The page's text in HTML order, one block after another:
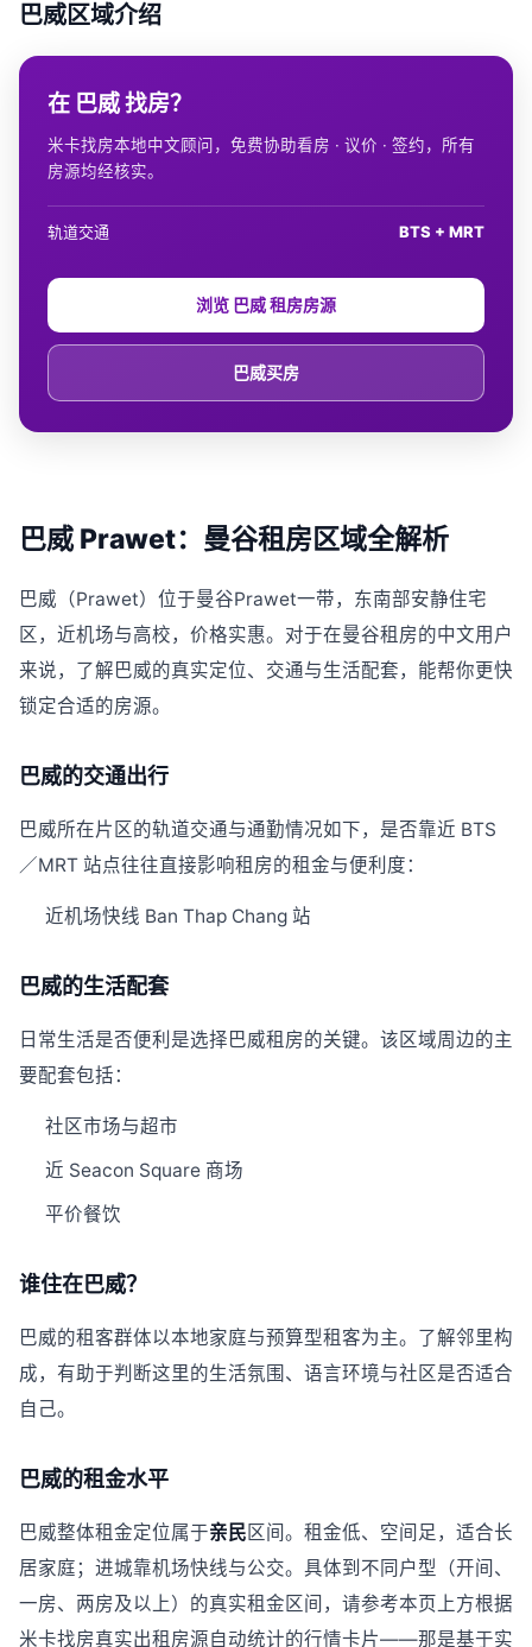
巴威区域介绍
巴威 Prawet：曼谷租房区域全解析
巴威（Prawet）位于曼谷Prawet一带，东南部安静住宅
区，近机场与高校，价格实惠。对于在曼谷租房的中文用户
来说，了解巴威的真实定位、交通与生活配套，能帮你更快
锁定合适的房源。
巴威的交通出行
巴威所在片区的轨道交通与通勤情况如下，是否靠近 BTS
／MRT 站点往往直接影响租房的租金与便利度：
近机场快线 Ban Thap Chang 站
巴威的生活配套
日常生活是否便利是选择巴威租房的关键。该区域周边的主
要配套包括：
社区市场与超市
近 Seacon Square 商场
平价餐饮
谁住在巴威？
巴威的租客群体以本地家庭与预算型租客为主。了解邻里构
成，有助于判断这里的生活氛围、语言环境与社区是否适合
自己。
巴威的租金水平
巴威整体租金定位属于亲民区间。租金低、空间足，适合长
居家庭；进城靠机场快线与公交。具体到不同户型（开间、
一房、两房及以上）的真实租金区间，请参考本页上方根据
米卡找房真实出租房源自动统计的行情卡片——那是基于实
在 巴威 找房？
米卡找房本地中文顾问，免费协助看房 · 议价 · 签约，所有
房源均经核实。
轨道交通 BTS + MRT
浏览 巴威 租房房源
巴威买房